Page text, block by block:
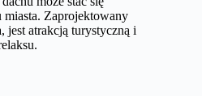
miasta. Zaprojektowany
jest atrakcją turystyczną i